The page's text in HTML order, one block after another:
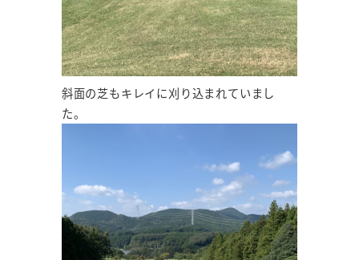
斜面の芝もキレイに刈り込まれていまし
た。